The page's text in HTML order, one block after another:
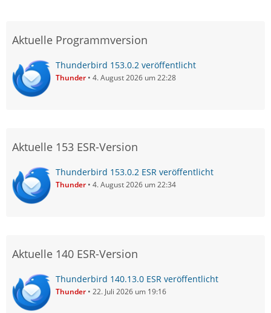
Aktuelle Programmversion
Thunderbird 153.0.2 veröffentlicht
Thunder 4. August 2026 um 22:28
Aktuelle 153 ESR-Version
Thunderbird 153.0.2 ESR veröffentlicht
Thunder 4. August 2026 um 22:34
Aktuelle 140 ESR-Version
Thunderbird 140.13.0 ESR veröffentlicht
Thunder 22. Juli 2026 um 19:16